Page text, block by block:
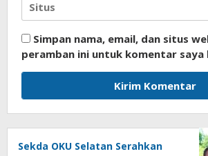
Simpan nama, email, dan situs
peramban ini untuk komentar
Sekda OKU Selatan Serahkan